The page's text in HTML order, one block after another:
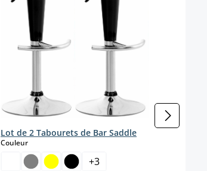
Lot de 2 Tabourets de Bar Saddle
Couleurselect
+3